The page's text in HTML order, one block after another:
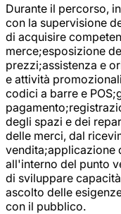
Durante il percorso,
con la supervisione
di acquisire
merce;esposizione
prezzi;assistenza e
e attività
codici a barre e
degli spazi e dei
delle merci, dal
vendita;applicazione
all'interno del punto
di sviluppare
ascolto delle
con il pubblico.